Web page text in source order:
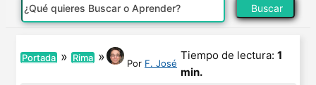
Buscar
Portada » Rima » Por F. José
Tiempo de lectura: 1
min.